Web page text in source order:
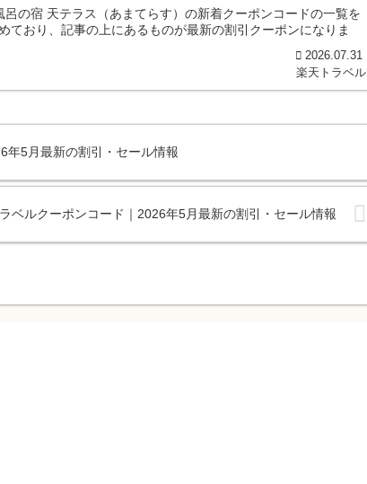
の宿 天テラス（あまてらす）の新着クーポンコードの一覧を
おり、記事の上にあるものが最新の割引クーポンになりま
2026.07.31
楽天トラベル
年5月最新の割引・セール情報
ベルクーポンコード｜2026年5月最新の割引・セール情報